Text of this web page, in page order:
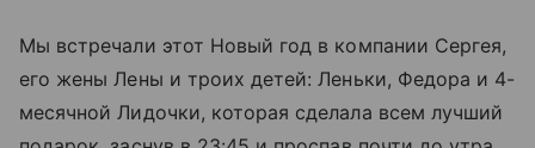
Мы встречали этот Новый год в компании Сергея,
его жены Лены и троих детей: Леньки, Федора и 4-
месячной Лидочки, которая сделала всем лучший